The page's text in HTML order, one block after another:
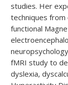
studies. Her
techniques from
functional
fMRI study to
dyslexia,